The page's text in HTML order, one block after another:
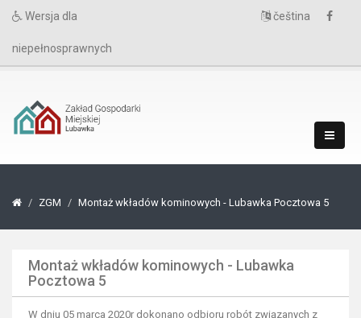
Wersja dla
niepełnosprawnych
čeština
ZGM Montaż wkładów kominowych - Lubawka Pocztowa 5
Montaż wkładów kominowych - Lubawka
Pocztowa 5
W dniu 05 marca 2020r dokonano odbioru robót związanych z